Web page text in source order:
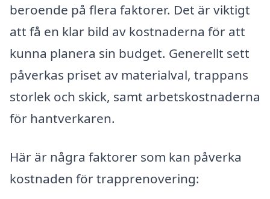
beroende på flera faktorer. Det är viktigt
att få en klar bild av kostnaderna för att
kunna planera sin budget. Generellt sett
påverkas priset av materialval, trappans
storlek och skick, samt arbetskostnaderna
för hantverkaren.
Här är några faktorer som kan påverka
kostnaden för trapprenovering: